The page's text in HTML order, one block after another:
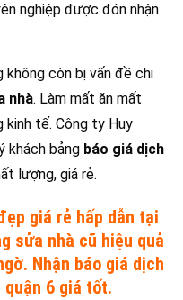
nghiệp được đón nhận
không còn bị vấn đề chi
nhà. Làm mất ăn mất
kinh tế. Công ty Huy
khách bảng báo giá dịch
lượng, giá rẻ.
giá rẻ hấp dẫn tại
sửa nhà cũ hiệu quả
Nhận báo giá dịch
6 giá tốt.